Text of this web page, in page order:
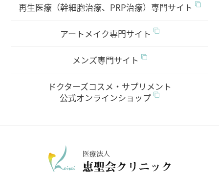
再生医療（幹細胞治療、PRP治療）専門サイト
アートメイク専門サイト
メンズ専門サイト
ドクターズコスメ・サプリメント
公式オンラインショップ
医療法人